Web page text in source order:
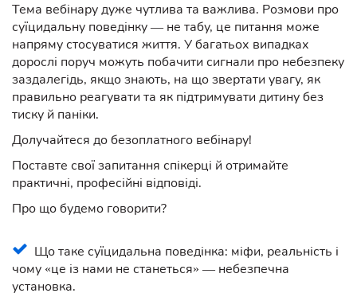
Тема вебінару дуже чутлива та важлива. Розмови про
суїцидальну поведінку — не табу, це питання може
напряму стосуватися життя. У багатьох випадках
дорослі поруч можуть побачити сигнали про небезпеку
заздалегідь, якщо знають, на що звертати увагу, як
правильно реагувати та як підтримувати дитину без
тиску й паніки.
Долучайтеся до безоплатного вебінару!
Поставте свої запитання спікерці й отримайте
практичні, професійні відповіді.
Про що будемо говорити?
Що таке суїцидальна поведінка: міфи, реальність і
чому «це із нами не станеться» — небезпечна
установка.